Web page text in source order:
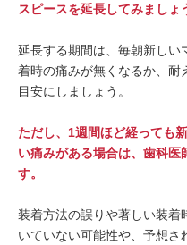
スピースを延長してみましょ
延長する期間は、毎朝新しい
着時の痛みが無くなるか、耐
目安にしましょう。
ただし、1週間ほど経っても
い痛みがある場合は、歯科医
す。
装着方法の誤りや著しい装着
いていない可能性や、予想